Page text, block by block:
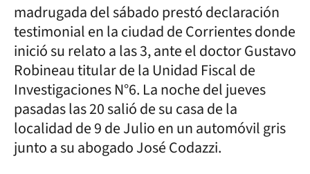
madrugada del sábado prestó declaración
testimonial en la ciudad de Corrientes donde
inició su relato a las 3, ante el doctor Gustavo
Robineau titular de la Unidad Fiscal de
Investigaciones N°6. La noche del jueves
pasadas las 20 salió de su casa de la
localidad de 9 de Julio en un automóvil gris
junto a su abogado José Codazzi.